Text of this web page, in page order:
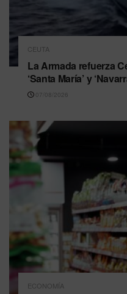
CEUTA
La Armada refuerza
‘Santa María’ y
07/08/2026
ECONOMÍA